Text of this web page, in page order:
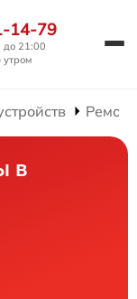
14-79
до 21:00
утром
в